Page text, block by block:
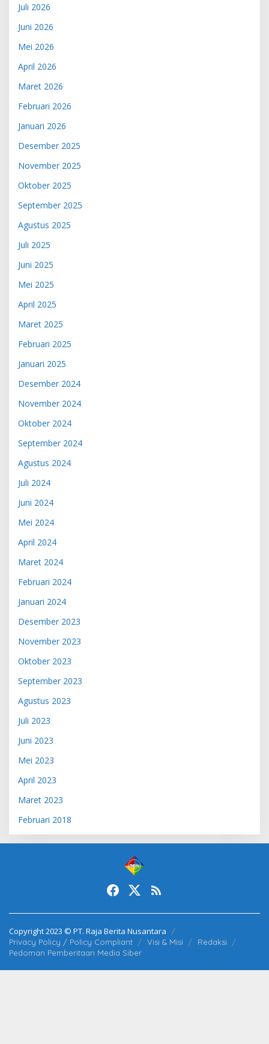
Juli 2026
Juni 2026
Mei 2026
April 2026
Maret 2026
Februari 2026
Januari 2026
Desember 2025
November 2025
Oktober 2025
September 2025
Agustus 2025
Juli 2025
Juni 2025
Mei 2025
April 2025
Maret 2025
Februari 2025
Januari 2025
Desember 2024
November 2024
Oktober 2024
September 2024
Agustus 2024
Juli 2024
Juni 2024
Mei 2024
April 2024
Maret 2024
Februari 2024
Januari 2024
Desember 2023
November 2023
Oktober 2023
September 2023
Agustus 2023
Juli 2023
Juni 2023
Mei 2023
April 2023
Maret 2023
Februari 2018
Copyright 2023 © PT. Raja Berita Nusantara
Privacy Policy / Policy Compliant Visi & Misi
Redaksi
Pedoman Pemberitaan Media Siber